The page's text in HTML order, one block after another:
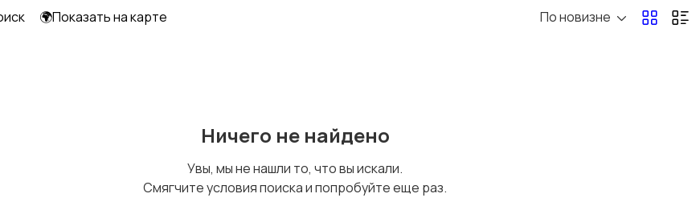
🌍Показать на карте По новизне
Ничего не найдено
Увы, мы не нашли то, что вы искали.
Смягчите условия поиска и попробуйте еще раз.